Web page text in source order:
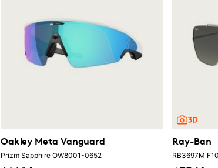
Oakley Meta Vanguard
Prizm Sapphire OW8001-0652
Ray-Ban
RB3697M